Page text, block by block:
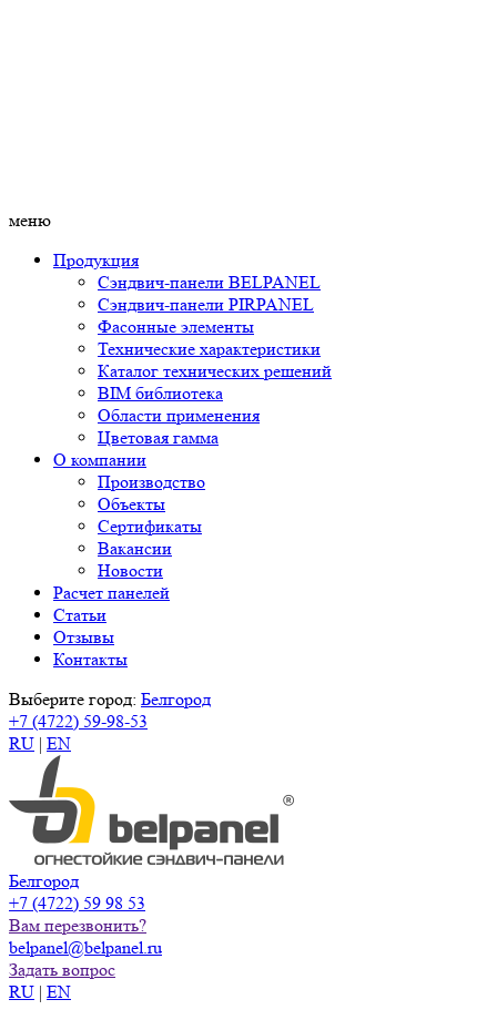
меню
Продукция
Сэндвич-панели BELPANEL
Сэндвич-панели PIRPANEL
Фасонные элементы
Технические характеристики
Каталог технических решений
BIM библиотека
Области применения
Цветовая гамма
О компании
Производство
Объекты
Сертификаты
Вакансии
Новости
Расчет панелей
Статьи
Отзывы
Контакты
Выберите город: Белгород
+7 (4722) 59-98-53
RU | EN
Белгород
+7 (4722) 59 98 53
Вам перезвонить?
belpanel@belpanel.ru
Задать вопрос
RU | EN